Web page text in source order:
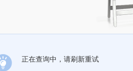
正在查询中，请刷新重试